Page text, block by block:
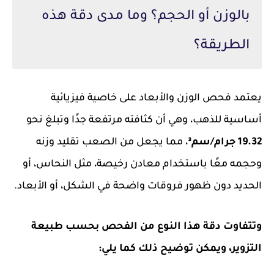
بالوزن أو الحجم؟ وما مدى دقة هذه
الطريقة؟
يعتمد فحص الوزن والأبعاد على خاصية فيزيائية
أساسية للذهب، وهي أن كثافته مرتفعة جدًا وتبلغ نحو
19.32 جرام/سم³
، مما يجعل من الصعب تقليد وزنه
وحجمه معًا باستخدام معادن رخيصة، مثل النحاس، أو
الحديد دون ظهور فروقات واضحة في الشكل، أو الأبعاد.
وتتفاوت دقة هذا النوع من الفحص بحسب طبيعة
التزوير، ويمكن توضيح ذلك كما يلي: